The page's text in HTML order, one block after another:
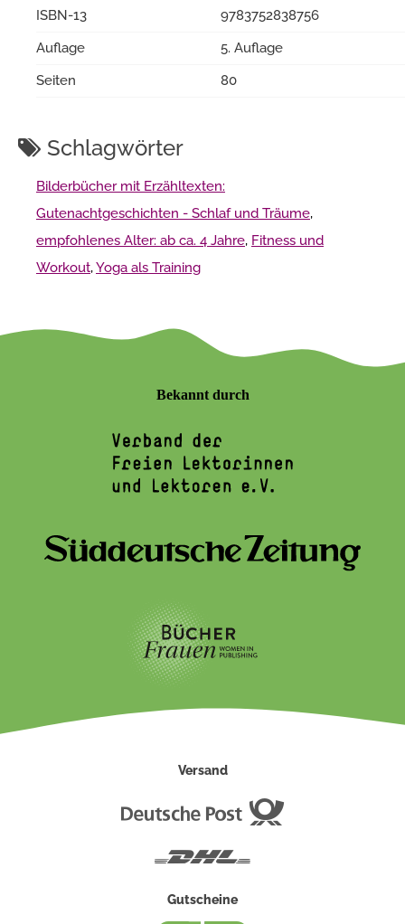
ISBN-13
9783752838756
Auflage
5. Auflage
Seiten
80
Schlagwörter
Bilderbücher mit Erzähltexten:
Gutenachtgeschichten - Schlaf und Träume,
empfohlenes Alter: ab ca. 4 Jahre, Fitness und
Workout,Yoga als Training
Bekannt durch
Versand
Gutscheine